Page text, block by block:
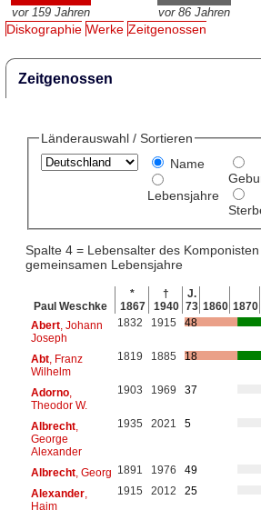
vor 159 Jahren vor 86 Jahren
Diskographie Werke Zeitgenossen
Zeitgenossen
Länderauswahl / Sortieren
Name
Lebensjahre
Spalte 4 = Lebensalter des
gemeinsamen Lebensjahre
Paul Weschke
*
1867
†
1940
J.
73 1860 1870
Abert, Johann
Joseph
1832 1915 48
Abt, Franz
Wilhelm
1819 1885 18
Adorno,
Theodor W.
1903 1969 37
Albrecht,
George
Alexander
1935 2021 5
Albrecht, Georg 1891 1976
49
Alexander,
Haim
1915 2012 25